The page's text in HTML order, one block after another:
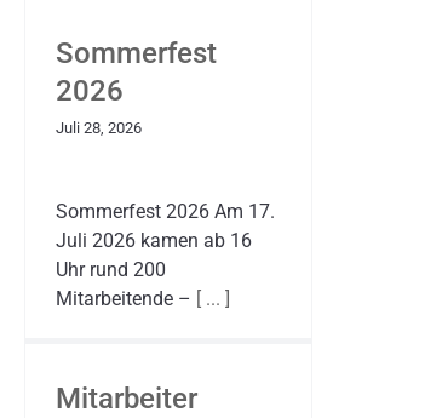
Sommerfest
2026
Juli 28, 2026
Sommerfest 2026 Am 17.
Juli 2026 kamen ab 16
Uhr rund 200
Mitarbeitende – [ ... ]
Mitarbeiter